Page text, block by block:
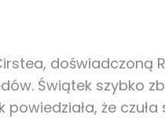
doświadczoną
Świątek
że